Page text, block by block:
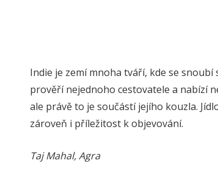
Indie je zemí mnoha tváří, kde se
prověří nejednoho cestovatele a nabízí
ale právě to je součástí jejího kouzla.
zároveň i příležitost k objevování.
Taj Mahal, Agra